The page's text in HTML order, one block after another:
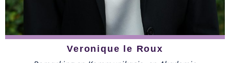
Veronique le Roux